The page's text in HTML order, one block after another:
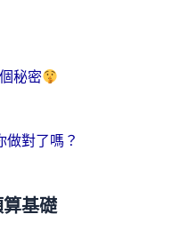
秘密
做對了嗎？
基礎